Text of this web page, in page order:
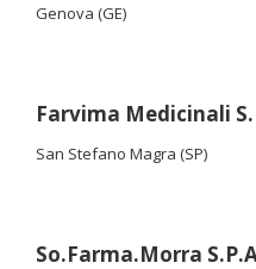
Genova (GE)
Farvima Medicinali
San Stefano Magra (SP)
So.Farma.Morra